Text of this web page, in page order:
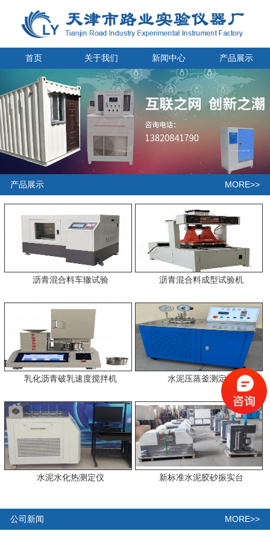
首页 关于我们 新闻中心 产品展示
产品展示 MORE>>
沥青混合料车辙试验 沥青混合料成型试验机
乳化沥青破乳速度搅拌机 水泥压蒸釜测定仪
水泥水化热测定仪 新标准水泥胶砂振实台
公司新闻 MORE>>